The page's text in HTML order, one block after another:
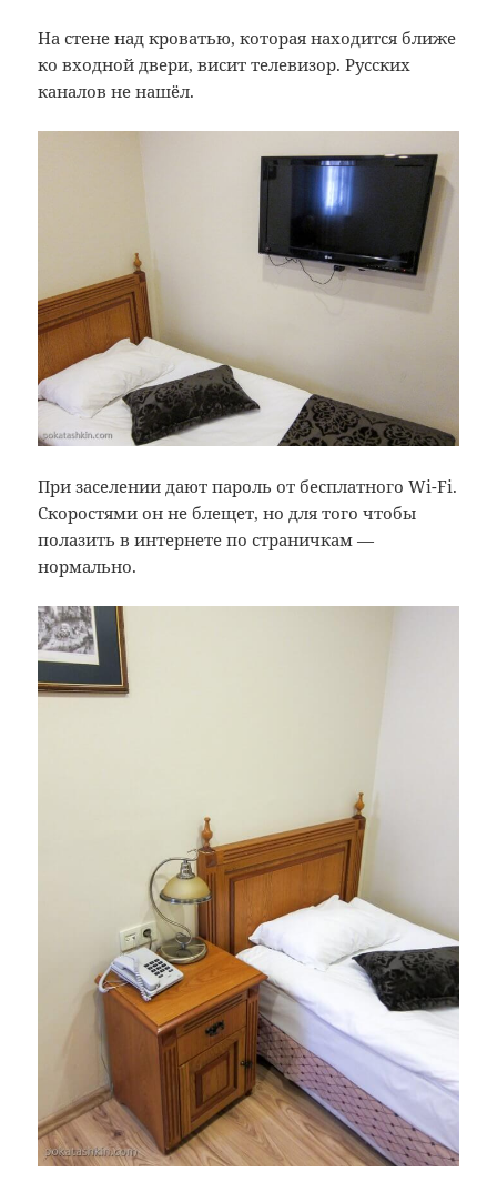
На стене над кроватью, которая находится ближе
ко входной двери, висит телевизор. Русских
каналов не нашёл.
При заселении дают пароль от бесплатного Wi-Fi.
Скоростями он не блещет, но для того чтобы
полазить в интернете по страничкам —
нормально.